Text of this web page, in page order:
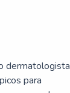
dermatologista
para